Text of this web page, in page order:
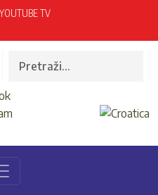
YOUTUBE TV